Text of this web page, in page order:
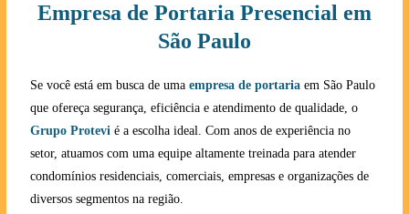
Empresa de Portaria Presencial em
São Paulo
Se você está em busca de uma empresa de portariaem São Paulo
que ofereça segurança, eficiência e atendimento de qualidade, o
Grupo Protevié a escolha ideal. Com anos de experiência no
setor, atuamos com uma equipe altamente treinada para atender
condomínios residenciais, comerciais, empresas e organizações de
diversos segmentos na região.